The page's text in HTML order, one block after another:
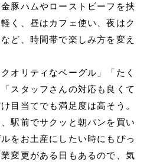
豚ハムやローストビーフを挟
く、昼はカフェ使い、夜はク
ど、時間帯で楽しみ方を変え
オリティなベーグル」「たく
スタッフさんの対応も良くて
目当てでも満足度は高そう。
駅前でサクッと朝パンを買い
をお土産にしたい時にもぴっ
変更がある日もあるので、気